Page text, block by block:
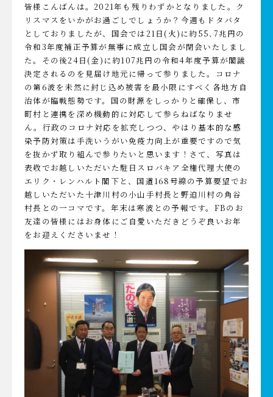
皆様こんばんは。2021年も残りわずかとなりました。ク
リスマスをいかがお過ごしでしょうか？今週もドタバタ
としておりましたが、国会では21日(火)に約55､7兆円の
令和3年度補正予算が無事に成立し国会が閉会いたしまし
た。その後24日(金)に約107兆円の令和4年度予算が閣議
決定されるのを見届け地元に帰って参りました。コロナ
の第6波を未然に封じ込め被害を最小限にすべく各地方自
治体が臨戦態勢です。国の財源をしっかりと確保し、市
町村と連携を深め機動的に対応して参らねばなりませ
ん。行政のコロナ対応を拡充しつつ、やはり基本的な感
染予防対策は手洗いうがい免疫力向上が重要ですので気
を抜かず取り組んで参りたいと思います！さて、写真は
表敬でお越しいただいた駐日スロバキア全権代理大使の
エリク・レンハルト閣下と、国道168号線の予算要望でお
越しいただいた十津川村の小山手村長と野迫川村の角谷
村長との一コマです。年末は寒波との予報です。FBのお
友達の皆様にはお身体にご自愛いただきどうぞ良いお年
をお迎えくださいませ！